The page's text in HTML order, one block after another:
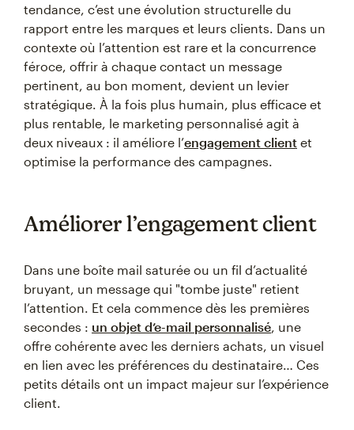
tendance, c’est une évolution structurelle du
rapport entre les marques et leurs clients. Dans un
contexte où l’attention est rare et la concurrence
féroce, offrir à chaque contact un message
pertinent, au bon moment, devient un levier
stratégique. À la fois plus humain, plus efficace et
plus rentable, le marketing personnalisé agit à
deux niveaux : il améliore l’engagement client et
optimise la performance des campagnes.
Améliorer l’engagement client
Dans une boîte mail saturée ou un fil d’actualité
bruyant, un message qui "tombe juste" retient
l’attention. Et cela commence dès les premières
secondes : un objet d’e-mail personnalisé , une
offre cohérente avec les derniers achats, un visuel
en lien avec les préférences du destinataire… Ces
petits détails ont un impact majeur sur l’expérience
client.